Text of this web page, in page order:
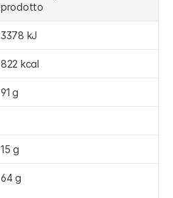
prodotto
3378 kJ
822 kcal
91 g
15 g
64 g